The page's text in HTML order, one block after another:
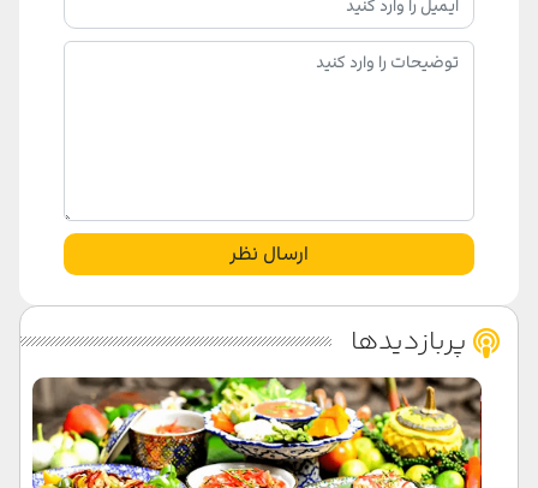
ارسال نظر
پربازدیدها